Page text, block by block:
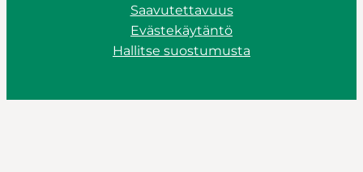
Saavutettavuus
Evästekäytäntö
Hallitse suostumusta